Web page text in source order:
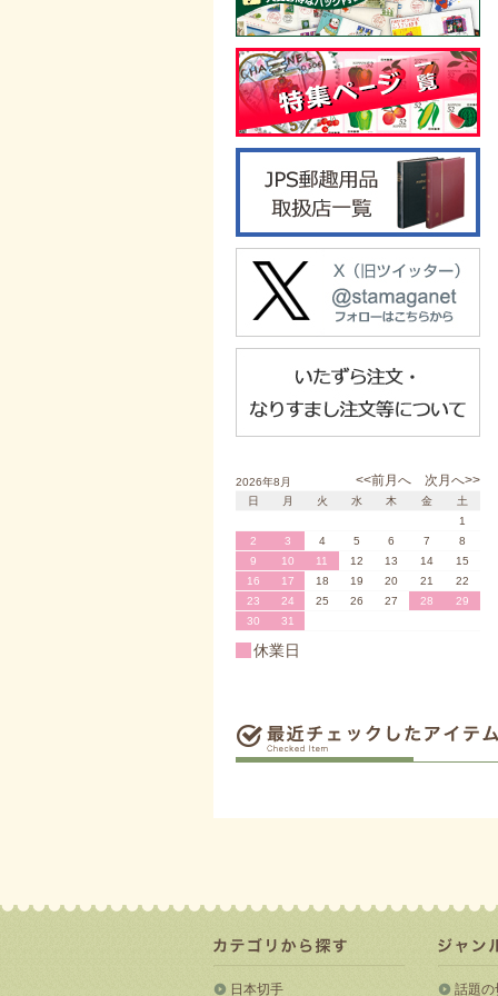
<<前月へ 次月へ>>
2026年8月
日
月 火 水 木 金
土
1
2
3 4 5 6 7
8
9
10 11 12 13 14
15
16
17 18 19 20 21
22
23
24 25 26 27 28
29
30
31
休業日
日本切手 話題の